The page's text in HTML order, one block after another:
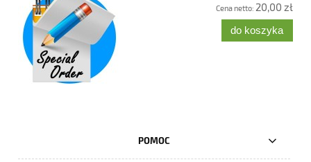
Cena netto: 20,00 zł
do koszyka
POMOC